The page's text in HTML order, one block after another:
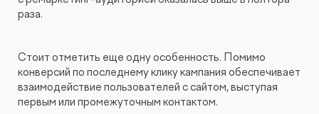
раза.
Стоит отметить еще одну особенность. Помимо
конверсий по последнему клику кампания обеспечивает
взаимодействие пользователей с сайтом, выступая
первым или промежуточным контактом.